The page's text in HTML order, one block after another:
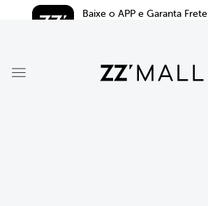
Baixe o APP e Garanta Frete